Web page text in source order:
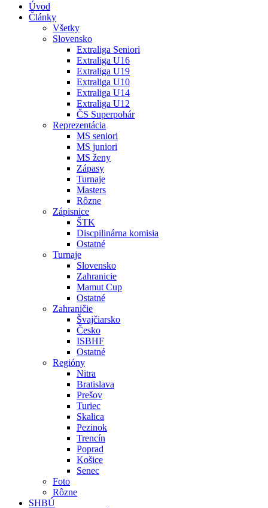
Úvod
Články
Všetky
Slovensko
Extraliga Seniori
Extraliga U16
Extraliga U19
Extraliga U10
Extraliga U14
Extraliga U12
ČS Superpohár
Reprezentácia
MS seniori
MS juniori
MS ženy
Zápasy
Turnaje
Masters
Rôzne
Zápisnice
ŠTK
Discpilinárna komisia
Ostatné
Turnaje
Slovensko
Zahranicie
Mamut Cup
Ostatné
Zahraničie
Švajčiarsko
Česko
ISBHF
Ostatné
Regióny
Nitra
Bratislava
Prešov
Turiec
Skalica
Pezinok
Trencín
Poprad
Košice
Senec
Foto
Rôzne
SHBÚ